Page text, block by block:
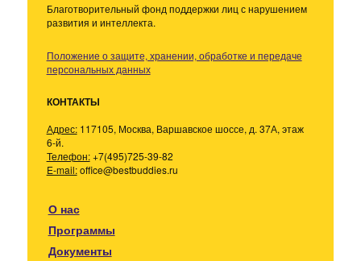
Благотворительный фонд поддержки лиц с нарушением
развития и интеллекта.
Положение о защите, хранении, обработке и передаче
персональных данных
КОНТАКТЫ
Адрес:117105, Москва, Варшавское шоссе, д. 37А, этаж
6-й.
Телефон:+7(495)725-39-82
E-mail:office@bestbuddies.ru
О нас
Программы
Документы